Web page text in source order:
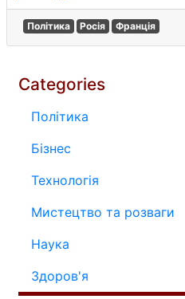
Політика Росія Франція
Categories
Політика
Бізнес
Технологія
Мистецтво та розваги
Наука
Здоров'я